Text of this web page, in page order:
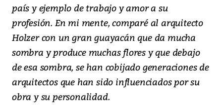
país y ejemplo de trabajo y amor a su
profesión. En mi mente, comparé al arquitecto
Holzer con un gran guayacán que da mucha
sombra y produce muchas flores y que debajo
de esa sombra, se han cobijado generaciones de
arquitectos que han sido influenciados por su
obra y su personalidad.